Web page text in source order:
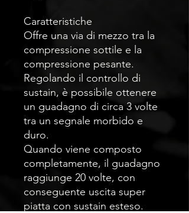
Caratteristiche
Offre una via di mezzo tra la
compressione sottile e la
compressione pesante.
Regolando il controllo di
sustain, è possibile ottenere
un guadagno di circa 3 volte
tra un segnale morbido e
duro.
Quando viene composto
completamente, il guadagno
raggiunge 20 volte, con
conseguente uscita super
piatta con sustain esteso.